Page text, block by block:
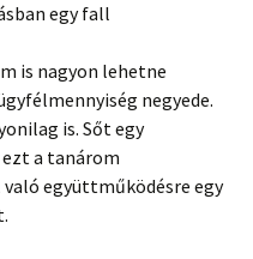
egy fall
is nagyon lehetne
negyede.
is. Sőt egy
a tanárom
együttműködésre egy